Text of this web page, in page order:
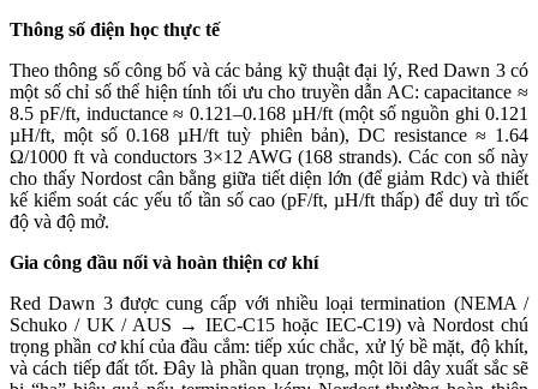
Thông số điện học thực tế
Theo thông số công bố và các bảng kỹ thuật đại lý, Red Dawn 3 có
một số chỉ số thể hiện tính tối ưu cho truyền dẫn AC: capacitance ≈
8.5 pF/ft, inductance ≈ 0.121–0.168 µH/ft (một số nguồn ghi 0.121
µH/ft, một số 0.168 µH/ft tuỳ phiên bản), DC resistance ≈ 1.64
Ω/1000 ft và conductors 3×12 AWG (168 strands). Các con số này
cho thấy Nordost cân bằng giữa tiết diện lớn (để giảm Rdc) và thiết
kế kiểm soát các yếu tố tần số cao (pF/ft, µH/ft thấp) để duy trì tốc
độ và độ mở.
Gia công đầu nối và hoàn thiện cơ khí
Red Dawn 3 được cung cấp với nhiều loại termination (NEMA /
Schuko / UK / AUS → IEC-C15 hoặc IEC-C19) và Nordost chú
trọng phần cơ khí của đầu cắm: tiếp xúc chắc, xử lý bề mặt, độ khít,
và cách tiếp đất tốt. Đây là phần quan trọng, một lõi dây xuất sắc sẽ